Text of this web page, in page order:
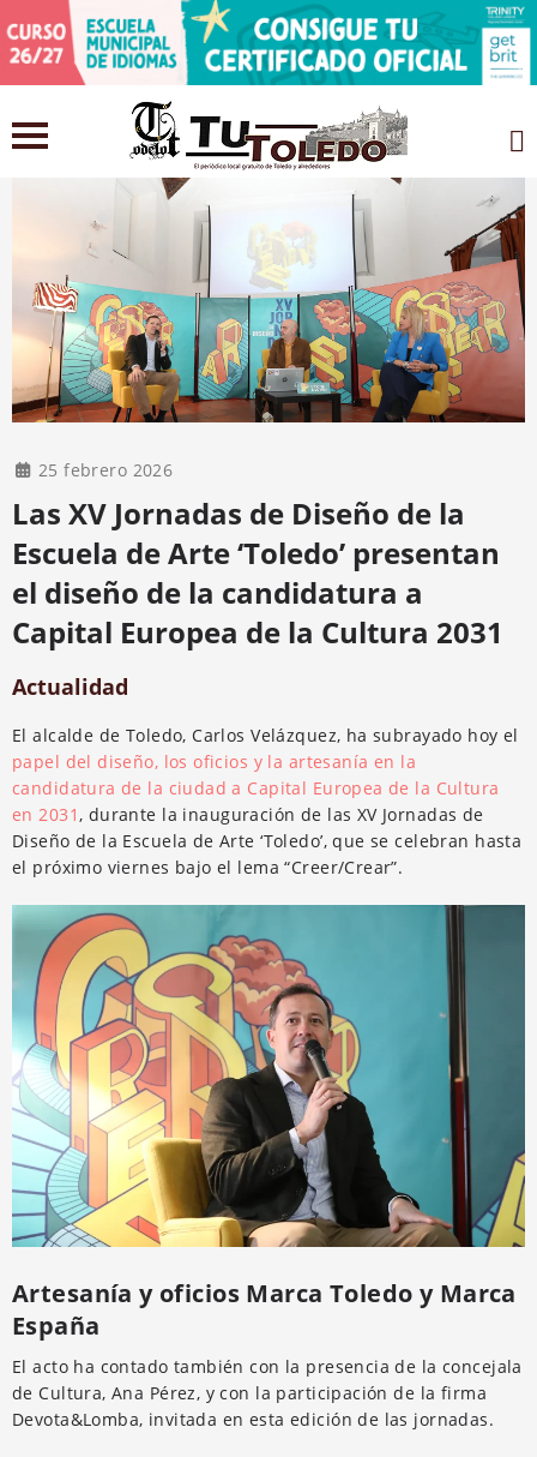
25 febrero 2026
Las XV Jornadas de Diseño de la
Escuela de Arte ‘Toledo’ presentan
el diseño de la candidatura a
Capital Europea de la Cultura 2031
Actualidad
El alcalde de Toledo, Carlos Velázquez, ha subrayado hoy el
papel del diseño, los oficios y la artesanía en la
candidatura de la ciudad a Capital Europea de la Cultura
en 2031 , durante la inauguración de las XV Jornadas de
Diseño de la Escuela de Arte ‘Toledo’, que se celebran hasta
el próximo viernes bajo el lema “Creer/Crear”.
Artesanía y oficios Marca Toledo y Marca
España
El acto ha contado también con la presencia de la concejala
de Cultura, Ana Pérez, y con la participación de la firma
Devota&Lomba, invitada en esta edición de las jornadas.